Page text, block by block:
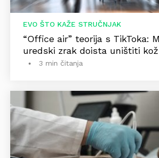
EVO ŠTO KAŽE STRUČNJAK
“Office air” teorija s TikToka:
uredski zrak doista uništiti
3 min čitanja